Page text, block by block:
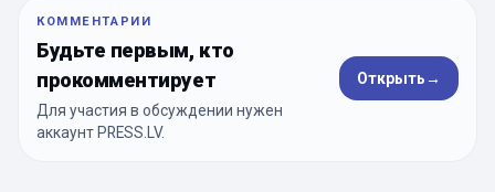
КОММЕНТАРИИ
Будьте первым, кто
прокомментирует
Для участия в обсуждении нужен
аккаунт PRESS.LV.
Открыть→